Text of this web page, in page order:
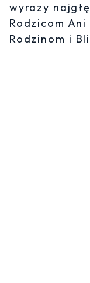
wyrazy
Rodzicom
Rodzinom i